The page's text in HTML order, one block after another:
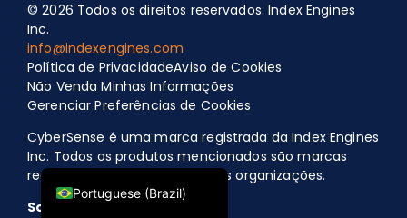
© 2026 Todos os direitos reservados. Index Engines
Inc.
info@indexengines.com
Política de PrivacidadeAviso de Cookies
Não Venda Minhas Informações
Gerenciar Preferências de Cookies
CyberSense é uma marca registrada da Index Engines
Inc. Todos os produtos mencionados são marcas
registradas de suas respectivas organizações.
Sobre o nosso SLA 99,99%
Portuguese (Brazil)
English
Chinese
French
German
Japanese
Polish